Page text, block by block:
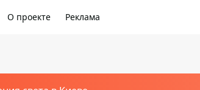
О проекте Реклама